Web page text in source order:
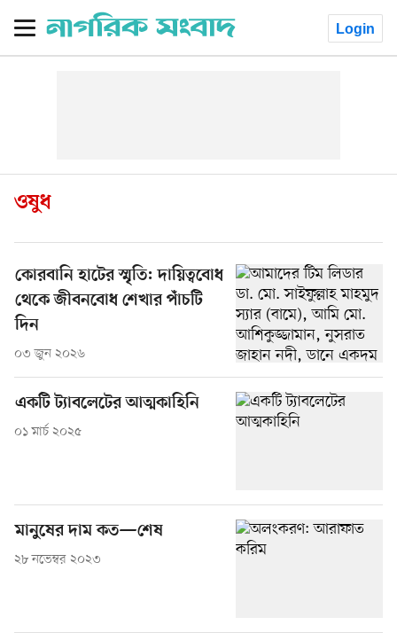
Login
ওষুধ
কোরবানি হাটের স্মৃতি: দায়িত্ববোধ
থেকে জীবনবোধ শেখার পাঁচটি
দিন
০৩ জুন ২০২৬
একটি ট্যাবলেটের আত্মকাহিনি
০১ মার্চ ২০২৫
মানুষের দাম কত—শেষ
২৮ নভেম্বর ২০২৩